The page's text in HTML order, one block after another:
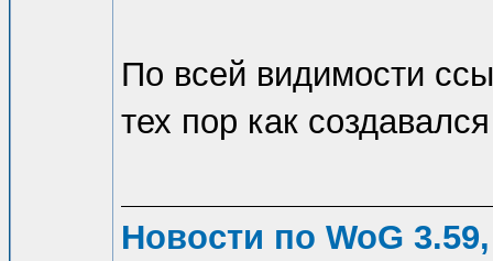
По всей видимости
тех пор как
Новости по WoG